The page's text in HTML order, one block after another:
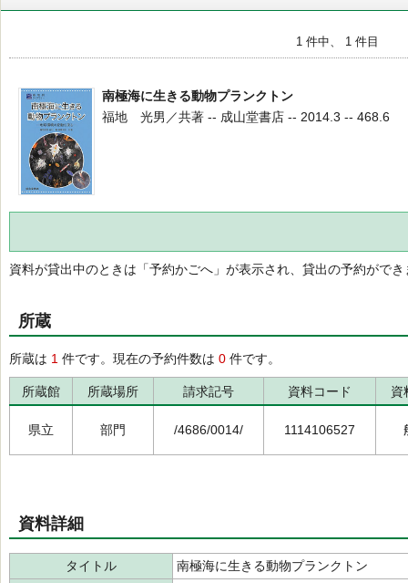
1 件中、 1 件目
南極海に生きる動物プランクトン
福地 光男／共著 -- 成山堂書店 -- 2014.3 -- 468.6
資料が貸出中のときは「予約かごへ」が表示され、貸出の予約ができ
所蔵
所蔵は 1 件です。現在の予約件数は 0 件です。
所蔵館 所蔵場所 請求記号 資料コード 資
県立 部門 /4686/0014/ 1114106527
資料詳細
タイトル
南極海に生きる動物プランクトン